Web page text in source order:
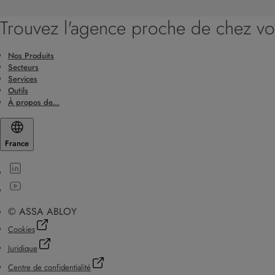
Trouvez l'agence proche de chez
Nos Produits
Secteurs
Services
Outils
À propos de...
France
© ASSA ABLOY
Cookies
Juridique
Centre de confidentialité